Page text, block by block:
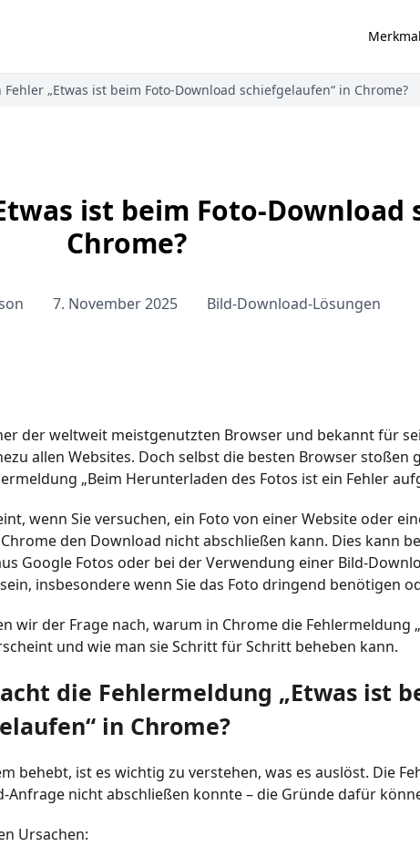
„Etwas ist beim Foto-Download schiefgelaufen“ in Chrome?
ist beim Foto-Download
Chrome?
7. November 2025 Bild-Download-Lösungen
der weltweit meistgenutzten Browser und bekannt für
allen Websites. Doch selbst die besten Browser stoßen
„Beim Herunterladen des Fotos ist ein Fehler
wenn Sie versuchen, ein Foto von einer Website oder
den Download nicht abschließen kann. Dies kann
Google Fotos oder bei der Verwendung einer Bild-
insbesondere wenn Sie das Foto dringend benötigen
wir der Frage nach, warum in Chrome die Fehlermeldung
und wie man sie Schritt für Schritt beheben kann.
die Fehlermeldung „Etwas ist
in Chrome?
behebt, ist es wichtig zu verstehen, was es auslöst. Die
Anfrage nicht abschließen konnte – die Gründe dafür
Ursachen: